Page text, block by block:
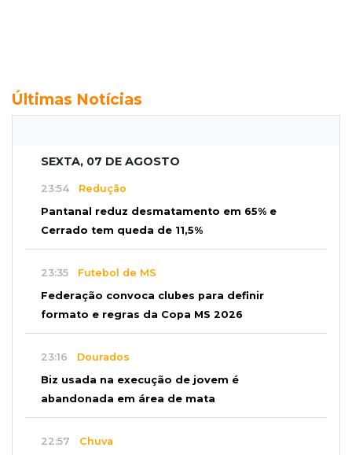
Últimas Notícias
SEXTA, 07 DE AGOSTO
23:54 Redução
Pantanal reduz desmatamento em 65% e
Cerrado tem queda de 11,5%
23:35 Futebol de MS
Federação convoca clubes para definir
formato e regras da Copa MS 2026
23:16 Dourados
Biz usada na execução de jovem é
abandonada em área de mata
22:57 Chuva